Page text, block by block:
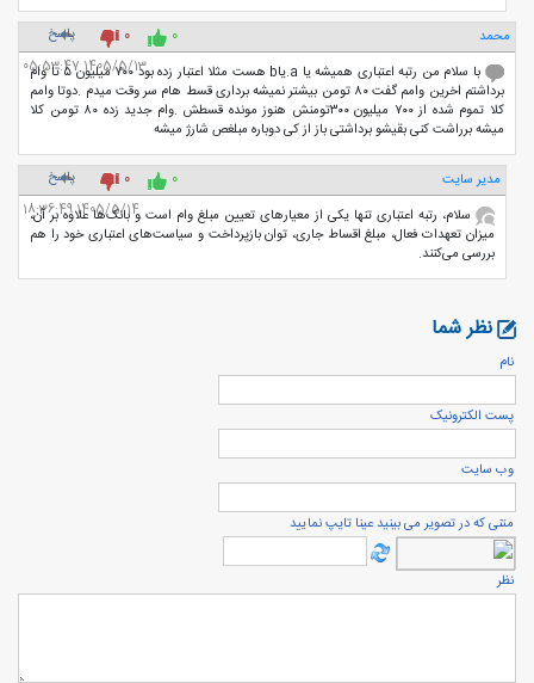
محمد پاسخ 0
0
1405/5/13 05:53:47
با سلام من رتبه اعتباری همیشه یا a.یاb هست مثلا اعتبار زده بود ۷۰۰ میلیون ۵ تا وام
برداشتم اخرین وامم گفت ۸۰ تومن بیشتر نمیشه برداری قسط هام سر وقت میدم .دوتا وامم
کلا تموم شده از ۷۰۰ میلیون ۳۰۰تومنش هنوز مونده قسطش .وام جدید زده ۸۰ تومن کلا
میشه برراشت کنی بقیشو برداشتی باز از کی دوباره مبلغص شارژ میشه
مدیر سایت پاسخ 0
0
1405/5/14 18:36:49
سلام، رتبه اعتباری تنها یکی از معیارهای تعیین مبلغ وام است و بانک‌ها علاوه بر آن،
میزان تعهدات فعال، مبلغ اقساط جاری، توان بازپرداخت و سیاست‌های اعتباری خود را هم
بررسی می‌کنند.
نظر شما
نام
پست الكترونيک
وب سایت
متنی که در تصویر می بینید عینا تایپ نمایید
نظر